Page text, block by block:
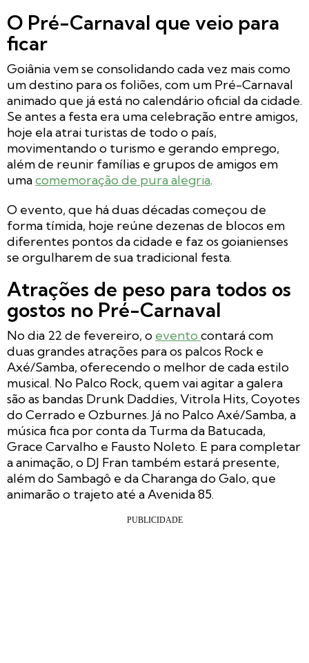
O Pré-Carnaval que veio para
ficar
Goiânia vem se consolidando cada vez mais como
um destino para os foliões, com um Pré-Carnaval
animado que já está no calendário oficial da cidade.
Se antes a festa era uma celebração entre amigos,
hoje ela atrai turistas de todo o país,
movimentando o turismo e gerando emprego,
além de reunir famílias e grupos de amigos em
umacomemoração de pura alegria.
O evento, que há duas décadas começou de
forma tímida, hoje reúne dezenas de blocos em
diferentes pontos da cidade e faz os goianienses
se orgulharem de sua tradicional festa.
Atrações de peso para todos os
gostos no Pré-Carnaval
No dia 22 de fevereiro, o evento contará com
duas grandes atrações para os palcos Rock e
Axé/Samba, oferecendo o melhor de cada estilo
musical. No Palco Rock, quem vai agitar a galera
são as bandas Drunk Daddies, Vitrola Hits, Coyotes
do Cerrado e Ozburnes. Já no Palco Axé/Samba, a
música fica por conta da Turma da Batucada,
Grace Carvalho e Fausto Noleto. E para completar
a animação, o DJ Fran também estará presente,
além do Sambagô e da Charanga do Galo, que
animarão o trajeto até a Avenida 85.